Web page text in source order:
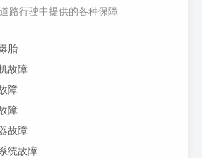
路行驶中提供的各种保障
胎
故障
障
障
故障
统故障